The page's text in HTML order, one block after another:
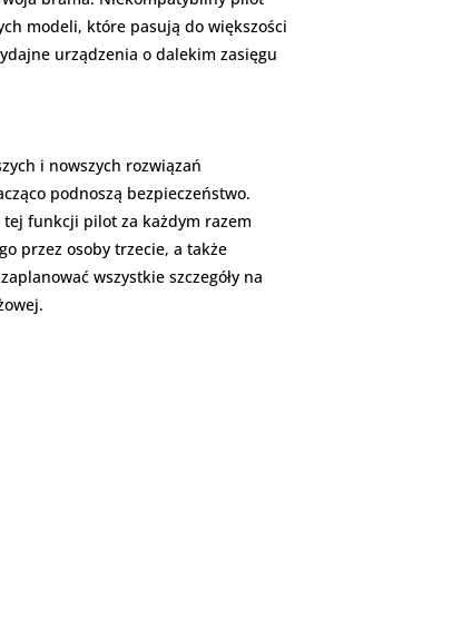
modeli, które pasują do większości
urządzenia o dalekim zasięgu
i nowszych rozwiązań
podnoszą bezpieczeństwo.
tej funkcji pilot za każdym razem
przez osoby trzecie, a także
wszystkie szczegóły na